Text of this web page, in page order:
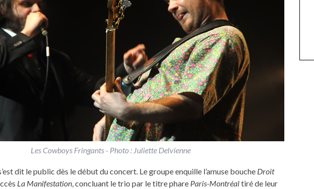
Les Cowboys Fringants - Photo : Juliette Delvienne
dit le public dès le début du concert. Le groupe enquille l’amuse bouche Droit
La Manifestation, concluant le trio par le titre phare Paris-Montréaltiré de leur